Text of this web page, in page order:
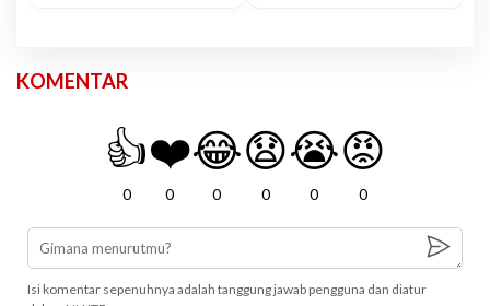
KOMENTAR
👍
0
❤️
0
😂
0
😧
0
😭
0
😡
0
Isi komentar sepenuhnya adalah tanggung jawab pengguna dan diatur